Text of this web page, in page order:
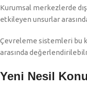
Kurumsal merkezlerde
etkileyen unsurlar
Çevreleme sistemleri bu
arasında
Yeni Nesil